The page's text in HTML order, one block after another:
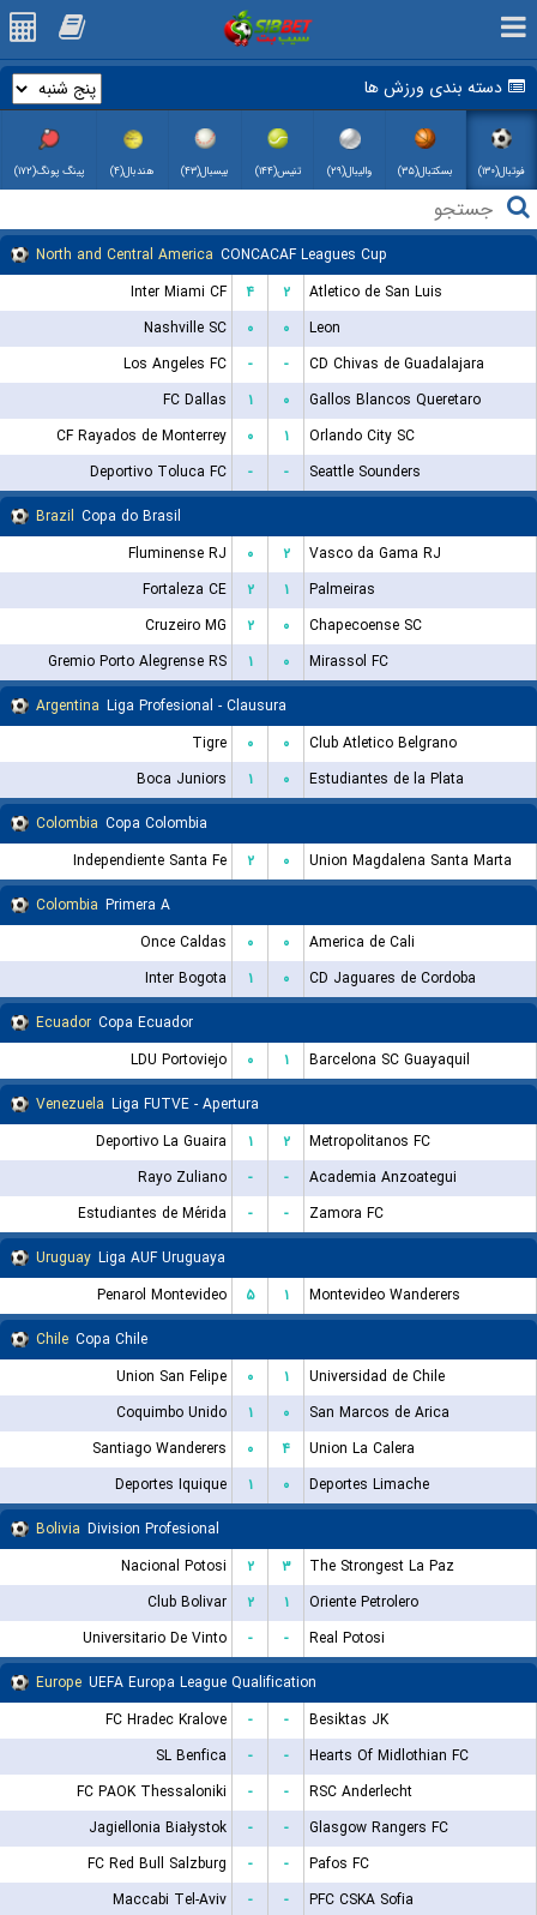
دسته بندی ورزش ها
فوتبال(۱۳۰) بسکتبال(۳۵) والیبال(۲۹) تنیس(۱۴۴) بیسبال(۴۳) هندبال(۴) پینگ پونگ(۱۷۲)
North and Central America CONCACAF Leagues Cup
Inter Miami CF
۴ ۲
Atletico de San Luis
Nashville SC
۰ ۰
Leon
Los Angeles FC
- -
CD Chivas de Guadalajara
FC Dallas
۱ ۰
Gallos Blancos Queretaro
CF Rayados de Monterrey
۰ ۱
Orlando City SC
Deportivo Toluca FC
- -
Seattle Sounders
Brazil Copa do Brasil
Fluminense RJ
۰ ۲
Vasco da Gama RJ
Fortaleza CE
۲ ۱
Palmeiras
Cruzeiro MG
۲ ۰
Chapecoense SC
Gremio Porto Alegrense RS
۱ ۰
Mirassol FC
Argentina Liga Profesional - Clausura
Tigre
۰ ۰
Club Atletico Belgrano
Boca Juniors
۱ ۰
Estudiantes de la Plata
Colombia Copa Colombia
Independiente Santa Fe
۲ ۰
Union Magdalena Santa Marta
Colombia Primera A
Once Caldas
۰ ۰
America de Cali
Inter Bogota
۱ ۰
CD Jaguares de Cordoba
Ecuador Copa Ecuador
LDU Portoviejo
۰ ۱
Barcelona SC Guayaquil
Venezuela Liga FUTVE - Apertura
Deportivo La Guaira
۱ ۲
Metropolitanos FC
Rayo Zuliano
- -
Academia Anzoategui
Estudiantes de Mérida
- -
Zamora FC
Uruguay Liga AUF Uruguaya
Penarol Montevideo
۵ ۱
Montevideo Wanderers
Chile Copa Chile
Union San Felipe
۰ ۱
Universidad de Chile
Coquimbo Unido
۱ ۰
San Marcos de Arica
Santiago Wanderers
۰ ۴
Union La Calera
Deportes Iquique
۱ ۰
Deportes Limache
Bolivia Division Profesional
Nacional Potosi
۲ ۳
The Strongest La Paz
Club Bolivar
۲ ۱
Oriente Petrolero
Universitario De Vinto
- -
Real Potosi
Europe UEFA Europa League Qualification
FC Hradec Kralove
- -
Besiktas JK
SL Benfica
- -
Hearts Of Midlothian FC
FC PAOK Thessaloniki
- -
RSC Anderlecht
Jagiellonia Białystok
- -
Glasgow Rangers FC
FC Red Bull Salzburg
- -
Pafos FC
Maccabi Tel-Aviv
- -
PFC CSKA Sofia